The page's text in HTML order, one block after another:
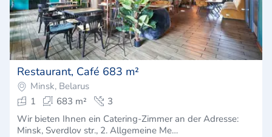
Restaurant, Café 683 m²
Minsk, Belarus
1
683 m²
3
Wir bieten Ihnen ein Catering-Zimmer an der Adresse:
Minsk, Sverdlov str., 2. Allgemeine Me…